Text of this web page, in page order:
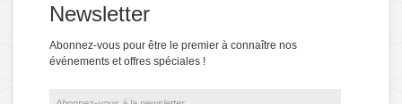
Newsletter
Abonnez-vous pour être le premier à connaître nos
événements et offres spéciales !